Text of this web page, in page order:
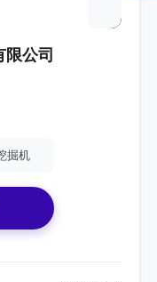
公司
掘机